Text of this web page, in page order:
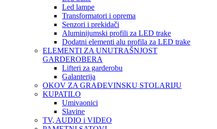
Led lampe
Transformatori i oprema
Senzori i prekidači
Aluminijumski profili za LED trake
Dodatni elementi alu profila za LED trake
ELEMENTI ZA UNUTRAŠNJOST
GARDEROBERA
Lifteri za garderobu
Galanterija
OKOV ZA GRAĐEVINSKU STOLARIJU
KUPATILO
Umivaonici
Slavine
TV, AUDIO i VIDEO